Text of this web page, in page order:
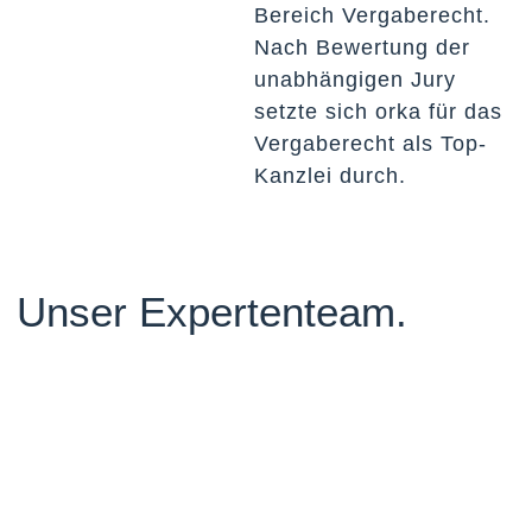
Bereich Vergaberecht.
Nach Bewertung der
unabhängigen Jury
setzte sich orka für das
Vergaberecht als Top-
Kanzlei durch.
Unser Expertenteam.